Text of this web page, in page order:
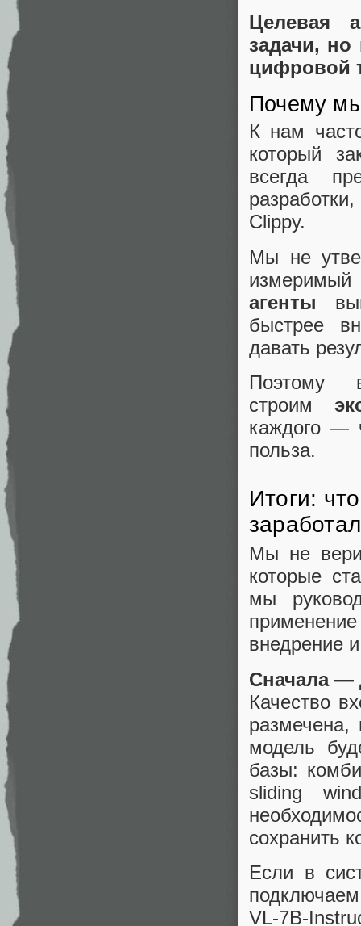
Целевая
задачи,
цифровой
Почему
К нам
который
всегда
Clippy.
Мы не
агенты
быстрее
давать
Поэтому
строим
каждого —
польза.
Итоги:
Мы не
которые
мы
внедрение
Сначала —
Качество
размечена,
модель
базы:
sliding
сохранить
Если в
VL-7B-